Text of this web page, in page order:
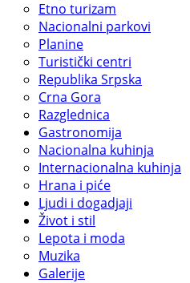
Etno turizam
Nacionalni parkovi
Planine
Turistički centri
Republika Srpska
Crna Gora
Razglednica
Gastronomija
Nacionalna kuhinja
Internacionalna kuhinja
Hrana i piće
Ljudi i dogadjaji
Život i stil
Lepota i moda
Muzika
Galerije